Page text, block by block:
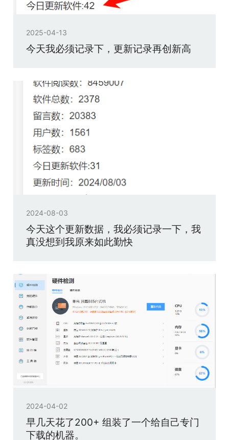
2025-04-13
今天我必须记录下，更新记录再创新高
2024-08-03
今天这个更新数据，我必须记录一下，我
真没想到我原来如此勤快
2024-04-02
早几天花了200+ 组装了一个给自己专门
下载的机器。